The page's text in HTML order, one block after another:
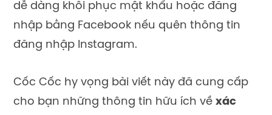
dễ dàng khôi phục mật khẩu hoặc đăng
nhập bằng Facebook nếu quên thông tin
đăng nhập Instagram.
Cốc Cốc hy vọng bài viết này đã cung cấp
cho bạn những thông tin hữu ích về xác